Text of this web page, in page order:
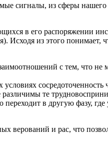
сигналы, из сферы нашего
в его распоряжении
Исходя из этого понимает,
с тем, что
сосредоточенность
различимы те
в другую фазу, где
верований и рас, что